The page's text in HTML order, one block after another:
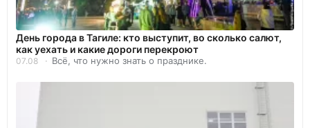
День города в Тагиле: кто выступит, во сколько салют,
как уехать и какие дороги перекроют
07.08 Всё, что нужно знать о празднике.